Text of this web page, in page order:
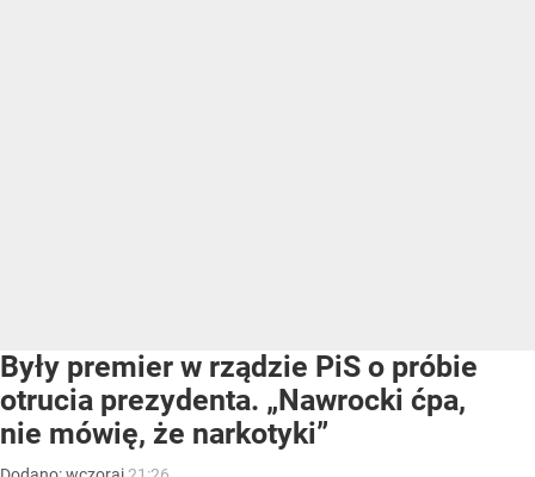
Były premier w rządzie PiS o próbie
otrucia prezydenta. „Nawrocki ćpa,
nie mówię, że narkotyki”